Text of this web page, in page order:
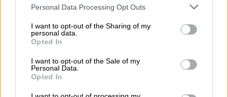
Please note that this website/app uses one or more Google
not limited to your visit or usage behaviour. You may click to
grant or deny consent to Google and its third-party tags to
use your data for below specified purposes in below Google
consent section.
Personal Data Processing Opt Outs
I want to opt-out of the Sharing of my
personal data.
Opted In
I want to opt-out of the Sale of my
Personal Data.
Opted In